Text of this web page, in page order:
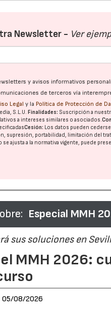
Newsletter - Ver
y avisos informativos
de terceros vía
Legal y la Política de Protección de
S.L.U. Finalidades: Suscripción a
a intereses similares o asociados.
Cesión: Los datos pueden
supresión, portabilidad, limitación del
ajusta a la normativa vigente, puede
Especial MMH
sus soluciones en
MMH 2026:
05/08/2026